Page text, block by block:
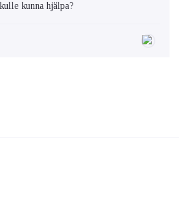
kunna hjälpa?